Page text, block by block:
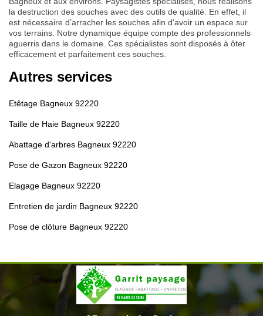
la destruction des souches avec des outils de qualité. En effet, il
est nécessaire d’arracher les souches afin d'avoir un espace sur
vos terrains. Notre dynamique équipe compte des professionnels
aguerris dans le domaine. Ces spécialistes sont disposés à ôter
efficacement et parfaitement ces souches.
Autres services
Etêtage Bagneux 92220
Taille de Haie Bagneux 92220
Abattage d'arbres Bagneux 92220
Pose de Gazon Bagneux 92220
Elagage Bagneux 92220
Entretien de jardin Bagneux 92220
Pose de clôture Bagneux 92220